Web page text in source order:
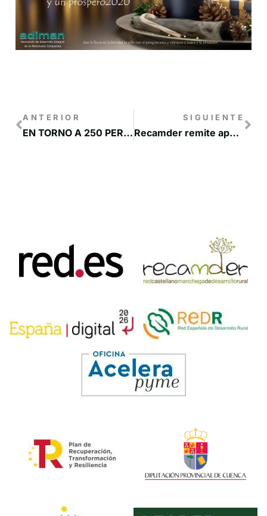
ANTERIOR
EN TORNO A 250 PERSONAS PASARON POR LA PRIMERA FERIA DEL CLIMA DE LA MANCHUELA
SIGUIENTE
Recamder remite aportaciones al Anteproyecto de Ley de Desarrollo Rural y pide que se cuente con los Grupos de Acción Local